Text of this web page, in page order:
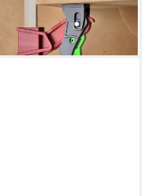
Spannklemme
25,30 €
lieferbar - in 2-3 Werktagen bei dir